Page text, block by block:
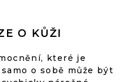
O KŮŽI
které je
o sobě může být